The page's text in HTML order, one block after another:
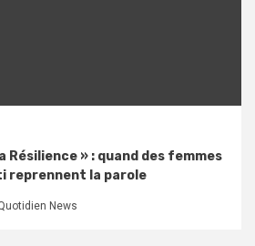
Résilience » : quand des femmes
reprennent la parole
News